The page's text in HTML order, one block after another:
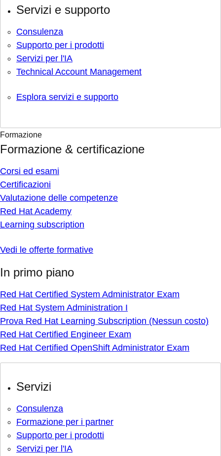
Servizi e supporto
Consulenza
Supporto per i prodotti
Servizi per l'IA
Technical Account Management
Esplora servizi e supporto
Formazione
Formazione & certificazione
Corsi ed esami
Certificazioni
Valutazione delle competenze
Red Hat Academy
Learning subscription
Vedi le offerte formative
In primo piano
Red Hat Certified System Administrator Exam
Red Hat System Administration I
Prova Red Hat Learning Subscription (Nessun costo)
Red Hat Certified Engineer Exam
Red Hat Certified OpenShift Administrator Exam
Servizi
Consulenza
Formazione per i partner
Supporto per i prodotti
Servizi per l'IA